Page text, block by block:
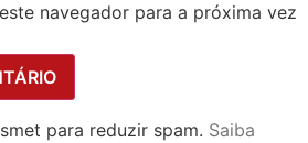
navegador para a próxima vez
para reduzir spam. Saiba